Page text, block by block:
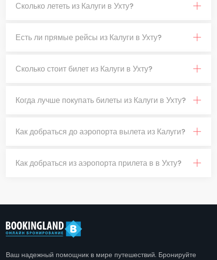
Сколько лететь из Калуги в Ухту?
Есть ли прямые рейсы из Калуги в Ухту?
Сколько стоит билет из Калуги в Ухту?
Когда лучше покупать билеты из Калуги в Ухту?
Как добраться до аэропорта вылета из Калуги?
Как добраться из аэропорта прилета в в Ухту?
Ваш надежный помощник в мире путешествий. Бронируйте